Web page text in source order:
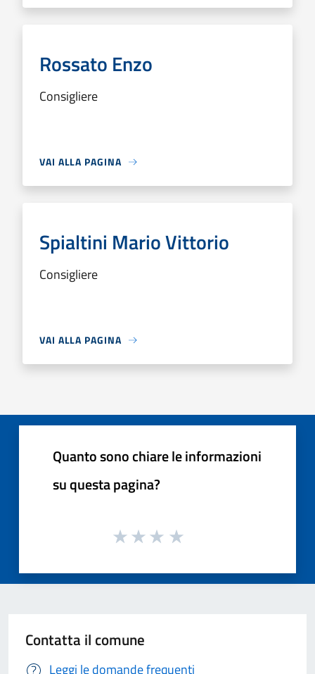
Rossato Enzo
Consigliere
VAI ALLA PAGINA
Spialtini Mario Vittorio
Consigliere
VAI ALLA PAGINA
Quanto sono chiare le informazioni
su questa pagina?
Contatta il comune
Leggi le domande frequenti